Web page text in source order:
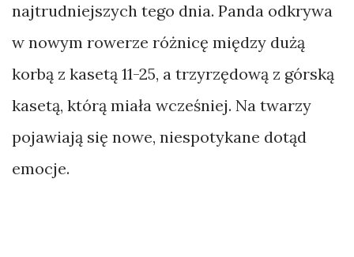
najtrudniejszych tego dnia. Panda odkrywa
w nowym rowerze różnicę między dużą
korbą z kasetą 11-25, a trzyrzędową z górską
kasetą, którą miała wcześniej. Na twarzy
pojawiają się nowe, niespotykane dotąd
emocje.